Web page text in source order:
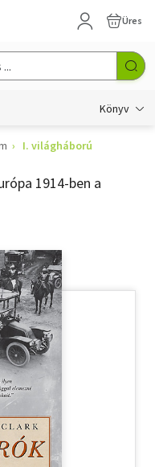
Üres
Könyv
I. világháború
1914-ben a